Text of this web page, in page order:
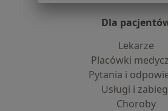
Dla
Lekarze
Placówki
Pytania i
Usługi i
Choroby